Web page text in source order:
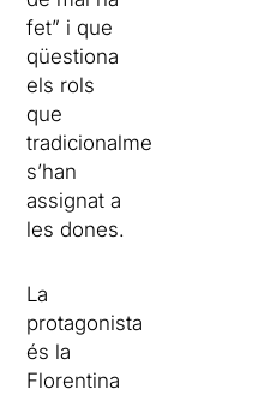
fet” i que
qüestiona
els rols
que
tradicionalment
s’han
assignat a
les dones.
La
protagonista
és la
Florentina